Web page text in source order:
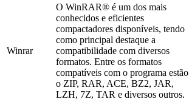
Winrar
O WinRAR® é um dos mais
conhecidos e eficientes
compactadores disponíveis, tendo
como principal destaque a
compatibilidade com diversos
formatos. Entre os formatos
compatíveis com o programa estão
o ZIP, RAR, ACE, BZ2, JAR,
LZH, 7Z, TAR e diversos outros.